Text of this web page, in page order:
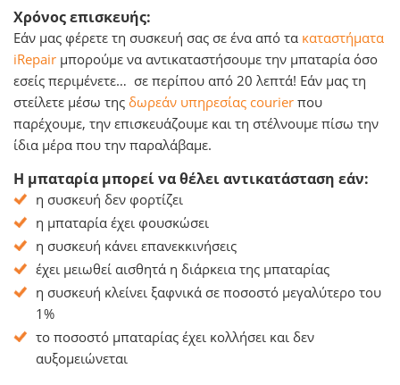
Χρόνος επισκευής:
Εάν μας φέρετε τη συσκευή σας σε ένα από τα καταστήματα
iRepair μπορούμε να αντικαταστήσουμε την μπαταρία όσο
εσείς περιμένετε… σε περίπου από 20 λεπτά! Εάν μας τη
στείλετε μέσω της δωρεάν υπηρεσίας courier που
παρέχουμε, την επισκευάζουμε και τη στέλνουμε πίσω την
ίδια μέρα που την παραλάβαμε.
Η μπαταρία μπορεί να θέλει αντικατάσταση εάν:
η συσκευή δεν φορτίζει
η μπαταρία έχει φουσκώσει
η συσκευή κάνει επανεκκινήσεις
έχει μειωθεί αισθητά η διάρκεια της μπαταρίας
η συσκευή κλείνει ξαφνικά σε ποσοστό μεγαλύτερο του
1%
το ποσοστό μπαταρίας έχει κολλήσει και δεν
αυξομειώνεται